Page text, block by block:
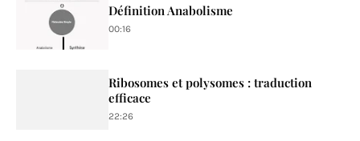
Définition Anabolisme
00:16
Ribosomes et polysomes : traduction
efficace
22:26